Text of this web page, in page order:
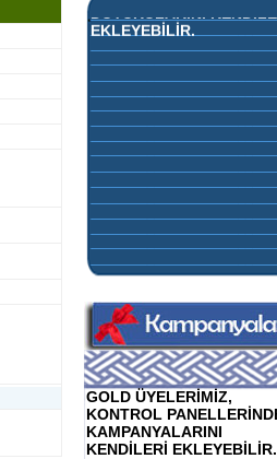
GOLD ÜYELERİMİZ,
KONTROL
DUYURULARINI
GOLD ÜYELERİMİZ,
KONTROL
KAMPANYALARINI
KENDİLERİ EKLEYEBİLİR.